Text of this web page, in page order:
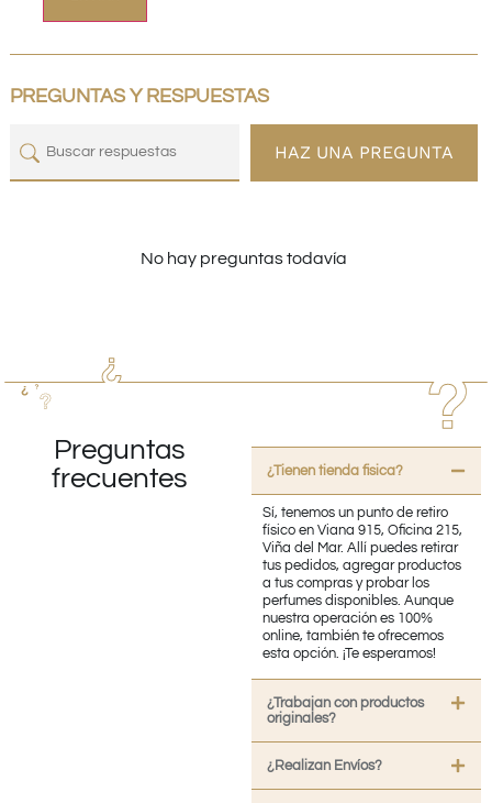
PREGUNTAS Y RESPUESTAS
HAZ UNA PREGUNTA
No hay preguntas todavía
Preguntas
frecuentes
¿Tienen tienda fisica?
Sí, tenemos un punto de retiro
físico en Viana 915, Oficina 215,
Viña del Mar. Allí puedes retirar
tus pedidos, agregar productos
a tus compras y probar los
perfumes disponibles. Aunque
nuestra operación es 100%
online, también te ofrecemos
esta opción. ¡Te esperamos!
¿Trabajan con productos
originales?
¿Realizan Envíos?